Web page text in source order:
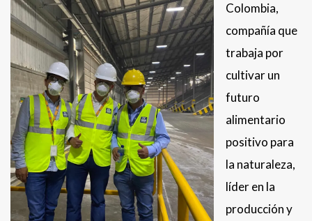
Colombia,
compañía que
trabaja por
cultivar un
futuro
alimentario
positivo para
la naturaleza,
líder en la
producción y